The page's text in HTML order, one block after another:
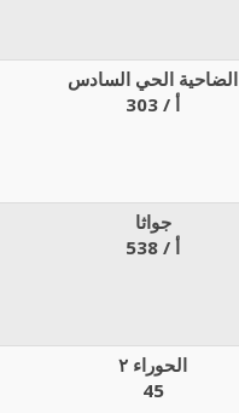
الضاحية الحي السادس
303 / أ
جواثا
538 / أ
الحوراء ٢
45